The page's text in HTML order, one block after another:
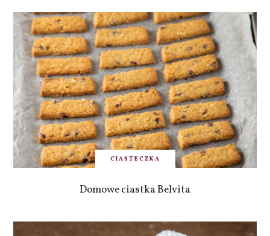
CIASTECZKA
Domowe ciastka Belvita